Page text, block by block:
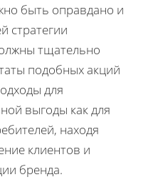
быть оправдано и
стратегии
тщательно
подобных акций
для
выгоды как для
находя
клиентов и
бренда.